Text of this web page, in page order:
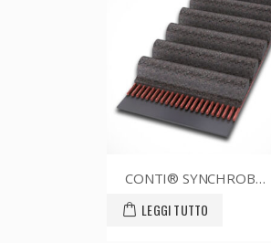
CONTI® SYNCHROBELT 90XL025
LEGGI TUTTO